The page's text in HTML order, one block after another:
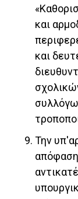
και
και
Την